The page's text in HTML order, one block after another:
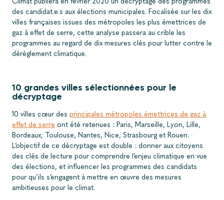
des candidat.e.s aux élections municipales. Focalisée sur les dix
villes françaises issues des métropoles les plus émettrices de
gaz à effet de serre, cette analyse passera au crible les
programmes au regard de dix mesures clés pour lutter contre le
dérèglement climatique.
10 grandes villes sélectionnées pour le
décryptage
10 villes cœur des principales métropoles émettrices de gaz à
effet de serre ont été retenues : Paris, Marseille, Lyon, Lille,
Bordeaux, Toulouse, Nantes, Nice, Strasbourg et Rouen.
L’objectif de ce décryptage est double : donner aux citoyens
des clés de lecture pour comprendre l’enjeu climatique en vue
des élections, et influencer les programmes des candidats
pour qu’ils s’engagent à mettre en œuvre des mesures
ambitieuses pour le climat.